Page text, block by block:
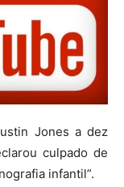
Jones a dez
culpado de
infantil”.